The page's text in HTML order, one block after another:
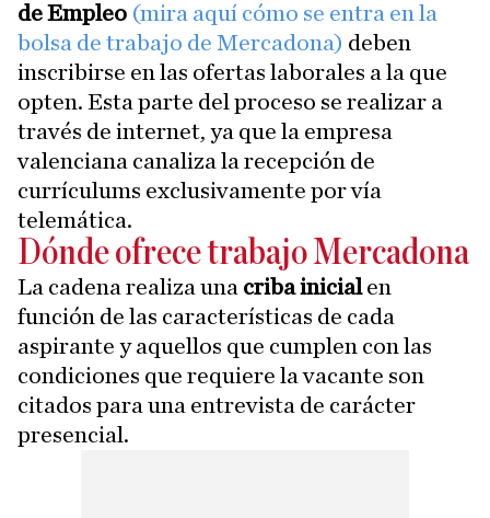
de Empleo (mira aquí cómo se entra en la
bolsa de trabajo de Mercadona) deben
inscribirse en las ofertas laborales a la que
opten. Esta parte del proceso se realizar a
través de internet, ya que la empresa
valenciana canaliza la recepción de
currículums exclusivamente por vía
telemática.
Dónde ofrece trabajo Mercadona
La cadena realiza una criba inicialen
función de las características de cada
aspirante y aquellos que cumplen con las
condiciones que requiere la vacante son
citados para una entrevista de carácter
presencial.